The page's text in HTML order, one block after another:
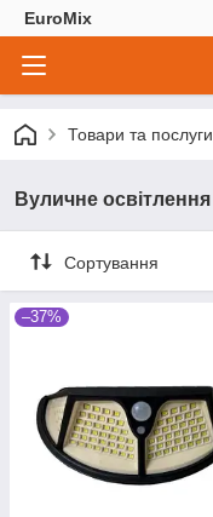
EuroMix
Товари та послуги
Вуличне освітлення
Сортування
–37%